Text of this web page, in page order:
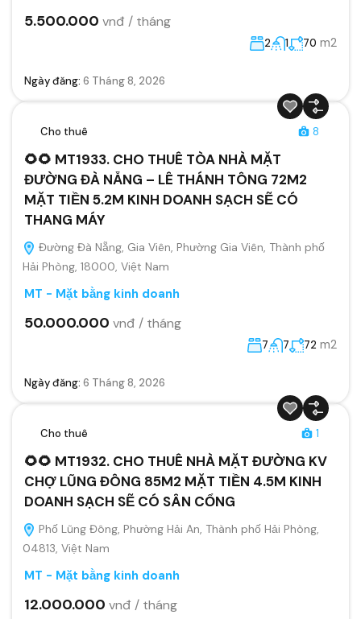
5.500.000 vnđ / tháng
2 1 70 m2
Ngày đăng: 6 Tháng 8, 2026
Cho thuê 8
🌻🌻 MT1933. CHO THUÊ TÒA NHÀ MẶT
ĐƯỜNG ĐÀ NẴNG – LÊ THÁNH TÔNG 72M2
MẶT TIỀN 5.2M KINH DOANH SẠCH SẼ CÓ
THANG MÁY
Đường Đà Nẵng, Gia Viên, Phường Gia Viên, Thành phố
Hải Phòng, 18000, Việt Nam
MT - Mặt bằng kinh doanh
50.000.000 vnđ / tháng
7 7 72 m2
Ngày đăng: 6 Tháng 8, 2026
Cho thuê 1
🌻🌻 MT1932. CHO THUÊ NHÀ MẶT ĐƯỜNG KV
CHỢ LŨNG ĐÔNG 85M2 MẶT TIỀN 4.5M KINH
DOANH SẠCH SẼ CÓ SÂN CỔNG
Phố Lũng Đông, Phường Hải An, Thành phố Hải Phòng,
04813, Việt Nam
MT - Mặt bằng kinh doanh
12.000.000 vnđ / tháng